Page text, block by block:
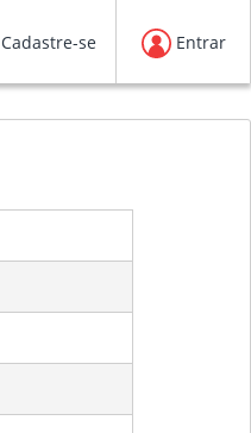
Cadastre-se Entrar